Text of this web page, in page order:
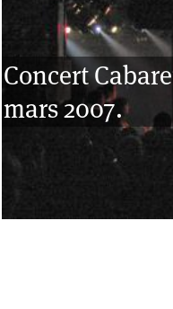
Concert
mars 2007.